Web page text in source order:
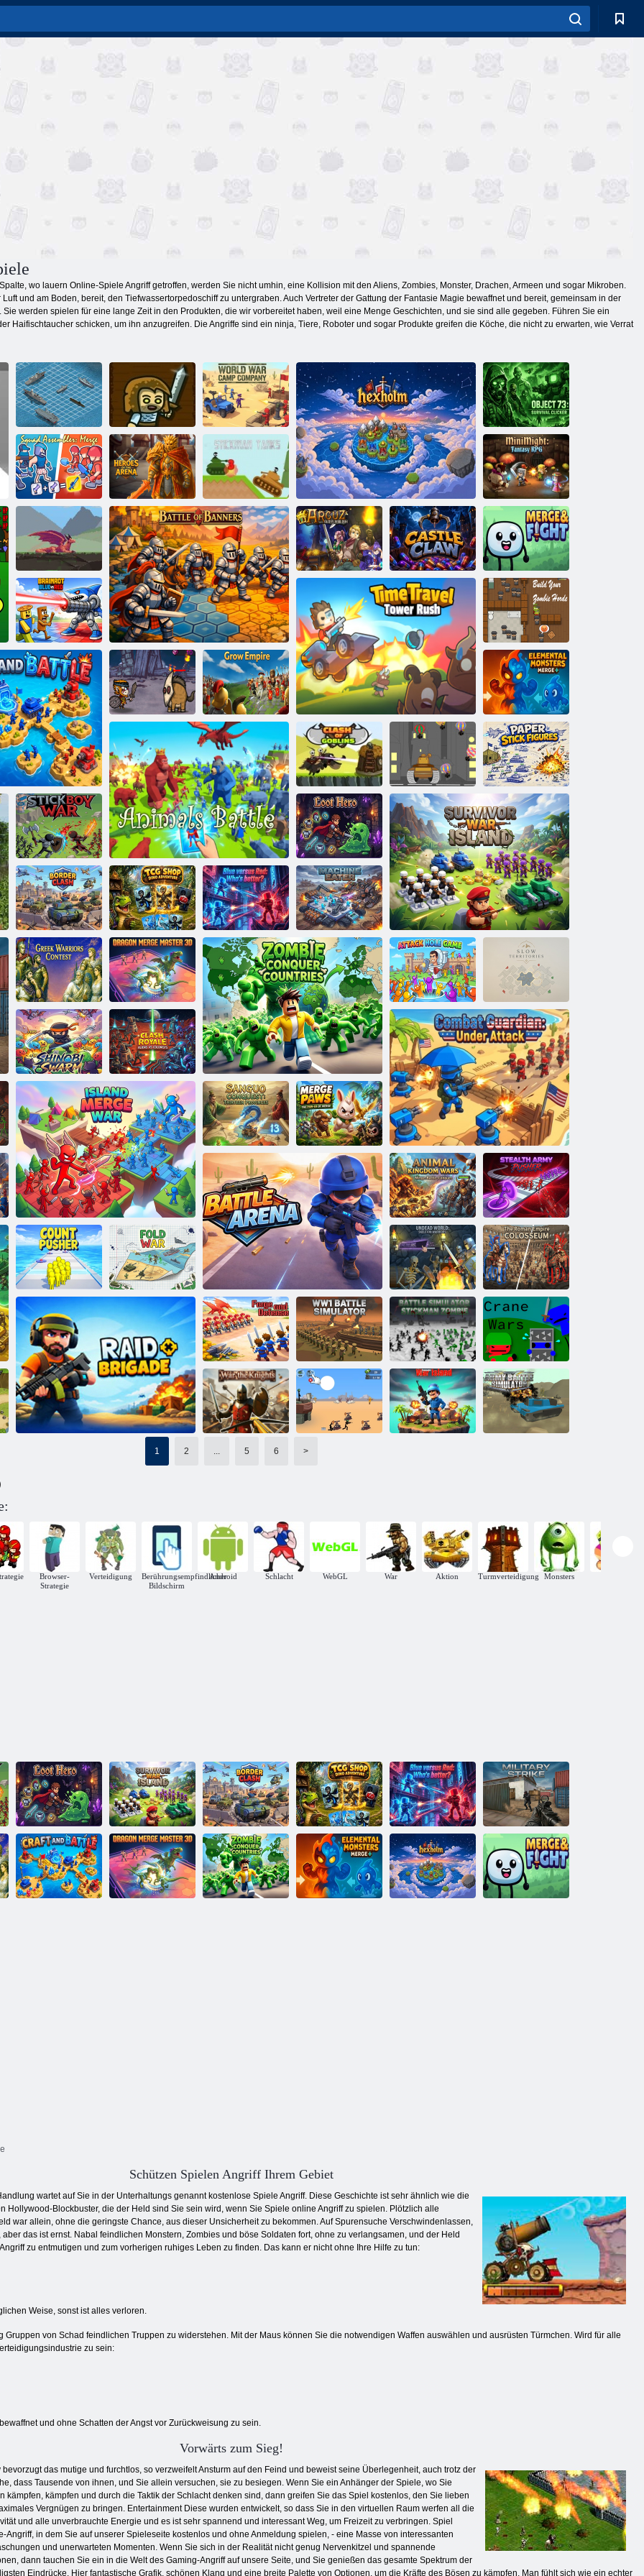
wo lauern Online-Spiele Angriff getroffen, werden Sie nicht umhin, eine Kollision mit den Aliens, Zombies, Monster, Drachen, Armeen und sogar Mikroben.
und am Boden, bereit, den Tiefwassertorpedoschiff zu untergraben. Auch Vertreter der Gattung der Fantasie Magie bewaffnet und bereit, gemeinsam in der
Sie werden spielen für eine lange Zeit in den Produkten, die wir vorbereitet haben, weil eine Menge Geschichten, und sie sind alle gegeben. Führen Sie ein
Haifischtaucher schicken, um ihn anzugreifen. Die Angriffe sind ein ninja, Tiere, Roboter und sogar Produkte greifen die Köche, die nicht zu erwarten, wie Verrat
Schlachtschiff
Krieg
Eine riesige
Armee
Weltkriegslagerkompanie
Hexholm
Objekt 73:
Survival Clicker
Squad
Assembler:
Zusammenführen
Helden der
Arena
Stickman Panzer
MiniMight:
Fantasy-
Rollenspiel
Gregyriss,
Captor von
Prinzessinnen
Schlacht der Banner
Arcuz-
Schatzjäger
Schlossklaue
Zusammenführen
und kämpfen
Zeitreise-Turmrausch
Brainrot Blau
vs. Rot
Bauen Sie Ihre
Zombiehorde
auf
und Kampf
Stern
zusammenführen
Wachsen Sie Ihr
Imperium
Elementarmonster:
Verschmelzen
Tierkampf
Kampf der
Goblins
Stadtverteidiger
Strichmännchen
aus Papier
Stickboy-Krieg Beuteheld
Survivor War Island
Grenzkonflikt
TCG-Shop:
Dino-Abenteuer
Blau gegen Rot:
Wer ist besser?
Maschinenfresser
Griechischer
Kriegerwettbewerb
Dragon Merge
Master 3D
Zombie erobern Länder
Angriffslochspiel
Langsame
Gebiete
Shinobi-
Schwarm
Kampfwächter: Unter Beschuss
Clash Royale:
Außerirdische
gegen
Kolonisten
Inselfusionskrieg
Sanguo erobert
dreizehn
Provinzen
Pfoten
zusammenführen
Kampfarena
Tierreichkriege
Stealth Army
Pusher
Graf Pusher Faltenkrieg
Untote Welt-
Skelettkrieger
Raid-Brigade
Das Kolosseum
des Römischen
Reiches
Schmiede und
Verteidigung
Kampfsimulator
des Ersten
Weltkriegs
Kampfsimulator
Stickman
Zombie
Kranichkriege
1 2 ... 5 6 >
Browser-
Strategie
Verteidigung
Berührungsempfindlicher
Bildschirm
Android Schlacht WebGL War Aktion Turmverteidigung Monsters
Beuteheld
Survivor War
Island
Grenzkonflikt
TCG-Shop:
Dino-Abenteuer
Blau gegen Rot:
Wer ist besser?
Militärschlag
Schützen Spielen Angriff Ihrem Gebiet
wartet auf Sie in der Unterhaltungs genannt kostenlose Spiele Angriff. Diese Geschichte ist sehr ähnlich wie die
Hollywood-Blockbuster, die der Held sind Sie sein wird, wenn Sie Spiele online Angriff zu spielen. Plötzlich alle
war allein, ohne die geringste Chance, aus dieser Unsicherheit zu bekommen. Auf Spurensuche Verschwindenlassen,
das ist ernst. Nabal feindlichen Monstern, Zombies und böse Soldaten fort, ohne zu verlangsamen, und der Held
zu entmutigen und zum vorherigen ruhiges Leben zu finden. Das kann er nicht ohne Ihre Hilfe zu tun:
Weise, sonst ist alles verloren.
Gruppen von Schad feindlichen Truppen zu widerstehen. Mit der Maus können Sie die notwendigen Waffen auswählen und ausrüsten Türmchen. Wird für alle
zu sein:
und ohne Schatten der Angst vor Zurückweisung zu sein.
Vorwärts zum Sieg!
bevorzugt das mutige und furchtlos, so verzweifelt Ansturm auf den Feind und beweist seine Überlegenheit, auch trotz der
dass Tausende von ihnen, und Sie allein versuchen, sie zu besiegen. Wenn Sie ein Anhänger der Spiele, wo Sie
kämpfen, kämpfen und durch die Taktik der Schlacht denken sind, dann greifen Sie das Spiel kostenlos, den Sie lieben
Vergnügen zu bringen. Entertainment Diese wurden entwickelt, so dass Sie in den virtuellen Raum werfen all die
und alle unverbrauchte Energie und es ist sehr spannend und interessant Weg, um Freizeit zu verbringen. Spiel
Angriff, in dem Sie auf unserer Spieleseite kostenlos und ohne Anmeldung spielen, - eine Masse von interessanten
und unerwarteten Momenten. Wenn Sie sich in der Realität nicht genug Nervenkitzel und spannende
dann tauchen Sie ein in die Welt des Gaming-Angriff auf unsere Seite, und Sie genießen das gesamte Spektrum der
Eindrücke. Hier fantastische Grafik, schönen Klang und eine breite Palette von Optionen, um die Kräfte des Bösen zu kämpfen. Man fühlt sich wie ein echter